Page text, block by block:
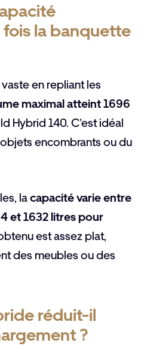
la banquette
en repliant les
maximal atteint 1696
Hybrid 140. C’est idéal
encombrants ou du
lacapacité varie entre
et 1632 litres pour
est assez plat,
des meubles ou des
réduit-il
?